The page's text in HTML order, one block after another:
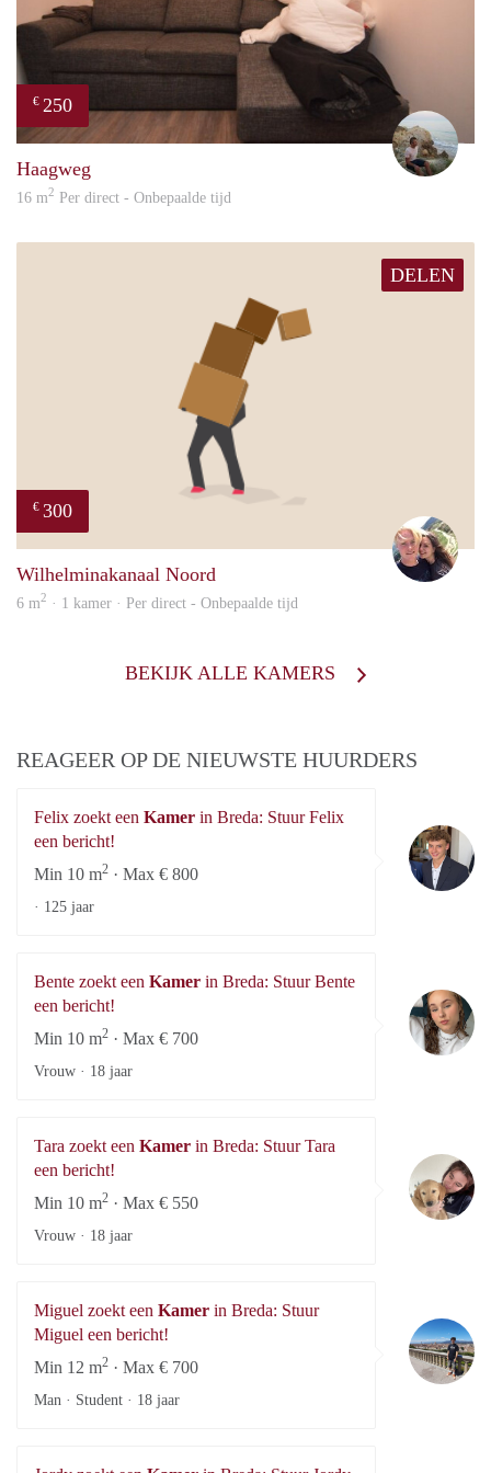
€ 250
Haagweg
16 m2 Per direct - Onbepaalde tijd
DELEN
€ 300
Wilhelminakanaal Noord
6 m2 · 1 kamer · Per direct - Onbepaalde tijd
BEKIJK ALLE KAMERS
REAGEER OP DE NIEUWSTE HUURDERS
Felix zoekt een Kamer in Breda: Stuur Felix
een bericht!
Min 10 m2 · Max € 800
· 125 jaar
Bente zoekt een Kamer in Breda: Stuur Bente
een bericht!
Min 10 m2 · Max € 700
Vrouw · 18 jaar
Tara zoekt een Kamer in Breda: Stuur Tara
een bericht!
Min 10 m2 · Max € 550
Vrouw · 18 jaar
Miguel zoekt een Kamer in Breda: Stuur
Miguel een bericht!
Min 12 m2 · Max € 700
Man · Student · 18 jaar